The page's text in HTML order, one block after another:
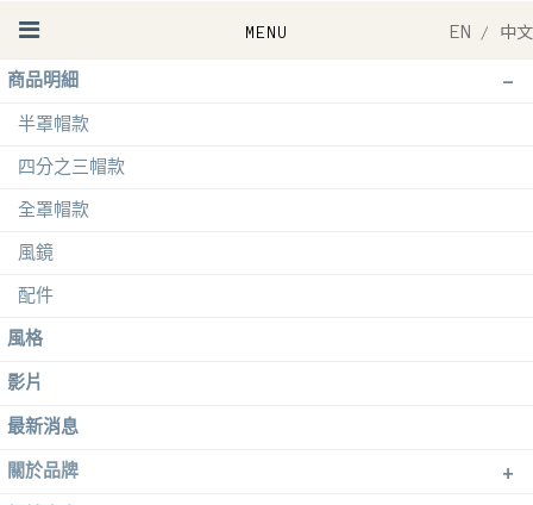
EN / 中文
商品明細
半罩帽款
四分之三帽款
全罩帽款
風鏡
配件
-
風格
影片
最新消息
關於品牌 +